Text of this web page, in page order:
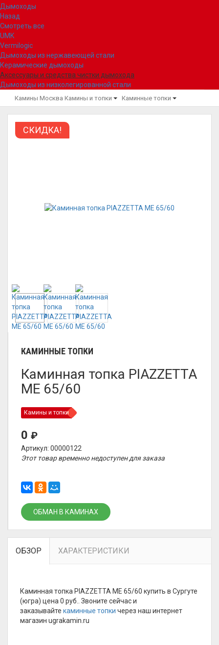
Дымоходы
Назад
Смотреть все
UMK
Vermilogic
Дымоходы из нержавеющей стали
Керамические дымоходы
Аксессуары и средства чистки дымохода
Дымоходы из низколегированной стали
Камины Москва Камины и топки Каминные топки
СКИДКА!
КАМИННЫЕ ТОПКИ
Каминная топка PIAZZETTA
ME 65/60
Камины и топки
0 ₽
Артикул: 00000122
Этот товар временно недоступен для заказа
ОБМАН В КАМИНАХ
ОБЗОР ХАРАКТЕРИСТИКИ
Каминная топка PIAZZETTA ME 65/60 купить в Сургуте
(югра) цена 0 руб.. Звоните сейчас и
заказывайте каминные топки через наш интернет
магазин ugrakamin.ru